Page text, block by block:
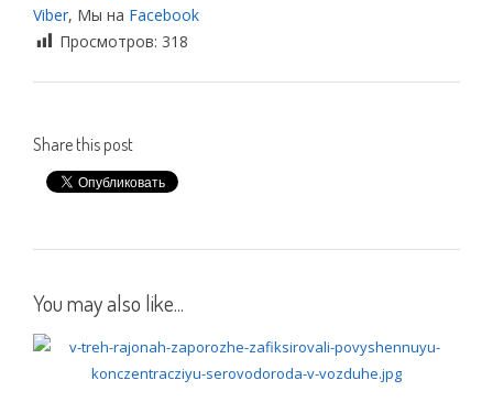
Viber, Мы на Facebook
Просмотров: 318
Share this post
You may also like...